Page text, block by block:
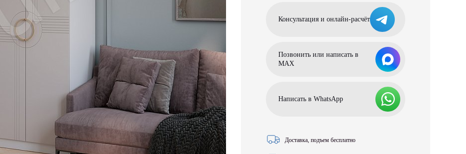
Консультация и онлайн-расчёт
Позвонить или написать в
МАХ
Написать в WhatsApp
Доставка, подъем бесплатно